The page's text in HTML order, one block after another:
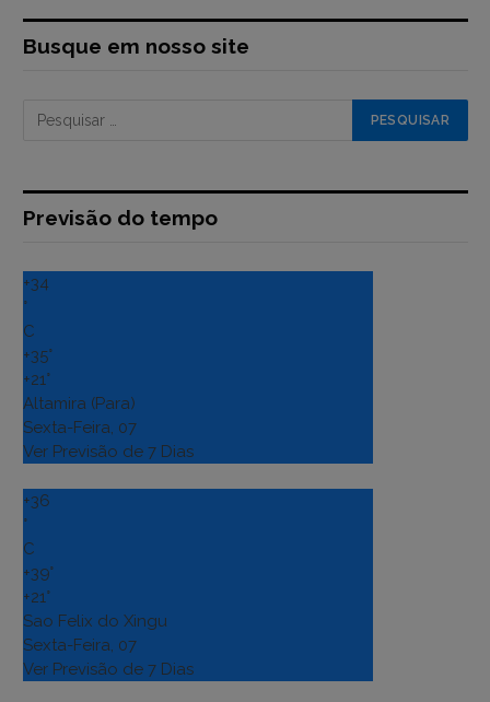
Busque em nosso site
Previsão do tempo
+34
°
C
+35°
+21°
Altamira (Para)
Sexta-Feira, 07
Ver Previsão de 7 Dias
+36
°
C
+39°
+21°
Sao Felix do Xingu
Sexta-Feira, 07
Ver Previsão de 7 Dias